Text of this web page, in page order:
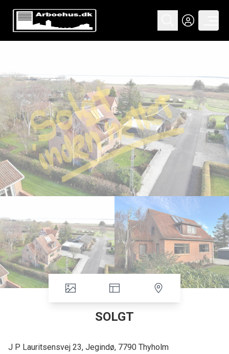
SOLGT
J P Lauritsensvej 23, Jegindø, 7790 Thyholm